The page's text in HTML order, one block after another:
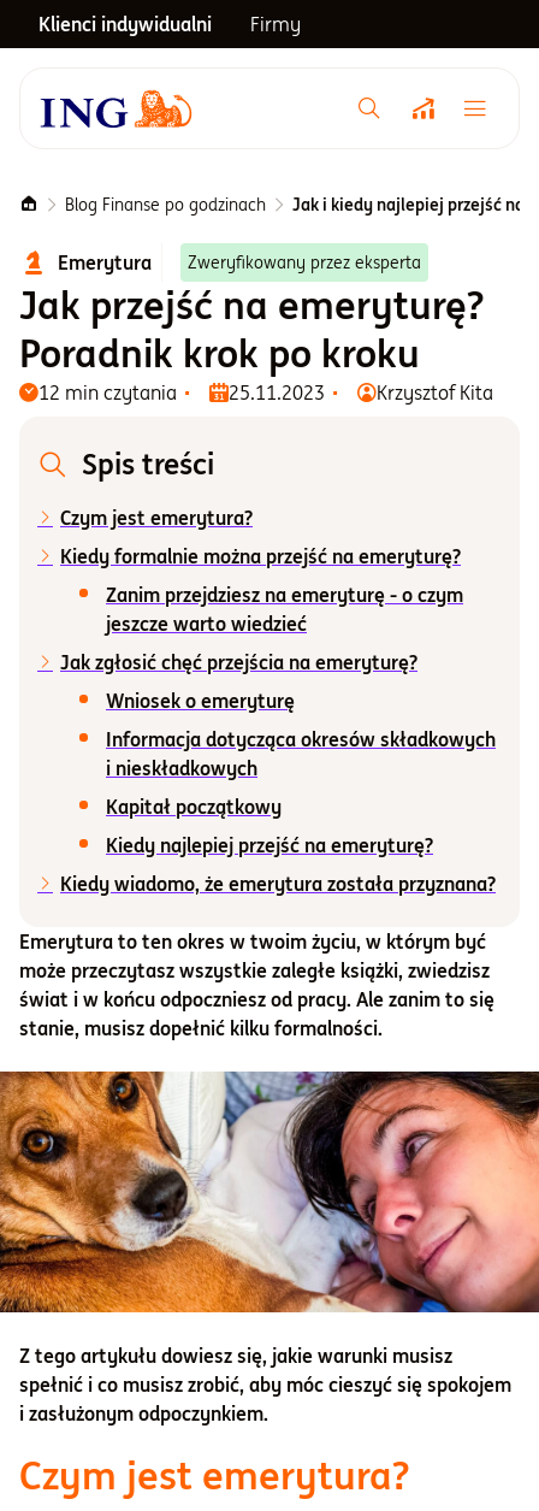
Klienci indywidualni Firmy
Menu główne
Notowania
Emerytura
Inwestycje
Centrum pomocy
Informacje i dokumenty
O nas
Otwórz konto
Zaloguj
Blog Finanse po godzinach Jak i kiedy najlepiej przejść na
Emerytura Zweryfikowany przez eksperta
Jak przejść na emeryturę?
Poradnik krok po kroku
12 min czytania 25.11.2023 Krzysztof Kita
Emerytura to ten okres w twoim życiu, w którym być
może przeczytasz wszystkie zaległe książki, zwiedzisz
świat i w końcu odpoczniesz od pracy. Ale zanim to się
stanie, musisz dopełnić kilku formalności.
Spis treści
Czym jest emerytura?
Kiedy formalnie można przejść na emeryturę?
Zanim przejdziesz na emeryturę - o czym
jeszcze warto wiedzieć
Jak zgłosić chęć przejścia na emeryturę?
Wniosek o emeryturę
Informacja dotycząca okresów składkowych
i nieskładkowych
Kapitał początkowy
Kiedy najlepiej przejść na emeryturę?
Kiedy wiadomo, że emerytura została przyznana?
Z tego artykułu dowiesz się, jakie warunki musisz
spełnić i co musisz zrobić, aby móc cieszyć się spokojem
i zasłużonym odpoczynkiem.
Czym jest emerytura?